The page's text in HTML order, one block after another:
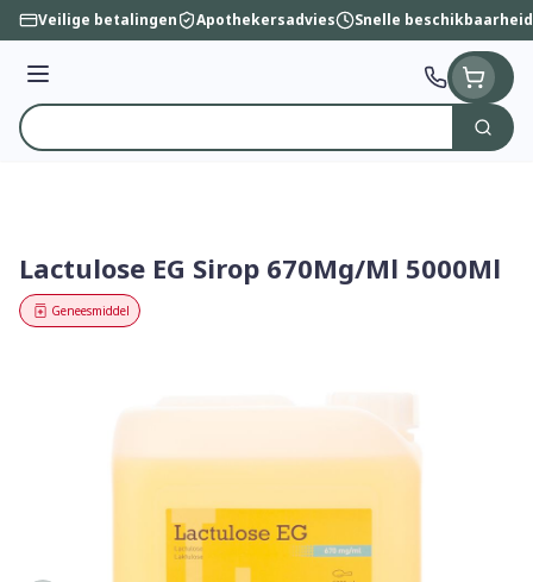
Ga naar de inhoud
Veilige betalingen Apothekersadvies Snelle beschikbaarheid
Menu
Product, merk, categorie...
Zoek
Lactulose EG Sirop 670Mg/Ml 5000Ml
Geneesmiddel